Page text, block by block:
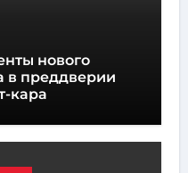
нового
в преддверии
кара